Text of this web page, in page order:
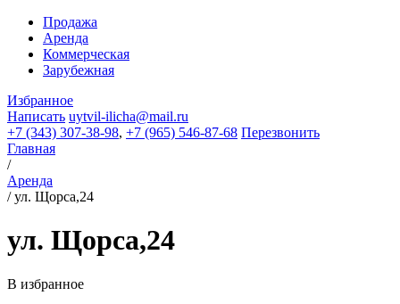
Продажа
Аренда
Коммерческая
Зарубежная
Избранное
Написать uytvil-ilicha@mail.ru
+7 (343) 307-38-98, +7 (965) 546-87-68 Перезвонить
Главная
/
Аренда
/ул. Щорса,24
ул. Щорса,24
В избранное